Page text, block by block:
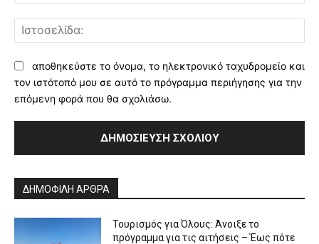
αποθηκεύστε το όνομα, το ηλεκτρονικό ταχυδρομείο και
τον ιστότοπό μου σε αυτό το πρόγραμμα περιήγησης για την
επόμενη φορά που θα σχολιάσω.
ΔΗΜΟΦΙΛΗ ΑΡΘΡΑ
Τουρισμός για Όλους: Άνοιξε το
πρόγραμμα για τις αιτήσεις – Έως πότε